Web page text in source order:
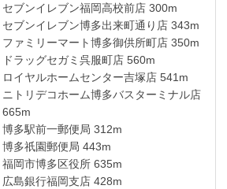
セブンイレブン福岡高校前店 300m
セブンイレブン博多出来町通り店 343m
ファミリーマート博多御供所町店 350m
ドラッグセガミ呉服町店 560m
ロイヤルホームセンター吉塚店 541m
ニトリデコホーム博多バスターミナル店
665m
博多駅前一郵便局 312m
博多祇園郵便局 443m
福岡市博多区役所 635m
広島銀行福岡支店 428m